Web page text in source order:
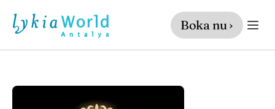
Boka nu ›